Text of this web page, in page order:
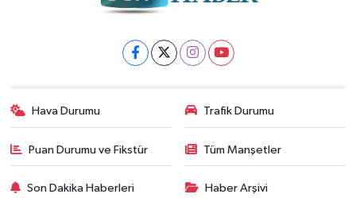
Hava Durumu Trafik Durumu
Puan Durumu ve Fikstür Tüm Manşetler
Son Dakika Haberleri Haber Arşivi